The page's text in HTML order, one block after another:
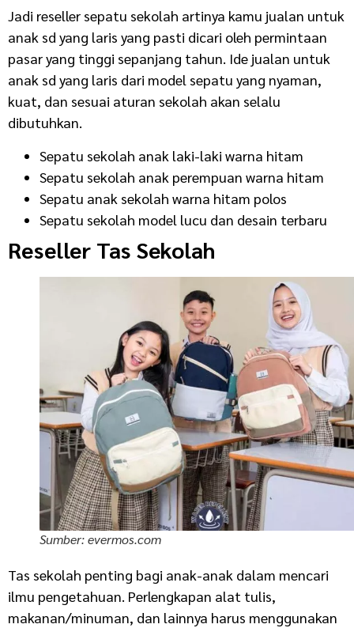
Jadi reseller sepatu sekolah artinya kamu jualan untuk
anak sd yang laris yang pasti dicari oleh permintaan
pasar yang tinggi sepanjang tahun. Ide jualan untuk
anak sd yang laris dari model sepatu yang nyaman,
kuat, dan sesuai aturan sekolah akan selalu
dibutuhkan.
Sepatu sekolah anak laki-laki warna hitam
Sepatu sekolah anak perempuan warna hitam
Sepatu anak sekolah warna hitam polos
Sepatu sekolah model lucu dan desain terbaru
Reseller Tas Sekolah
Sumber: evermos.com
Tas sekolah penting bagi anak-anak dalam mencari
ilmu pengetahuan. Perlengkapan alat tulis,
makanan/minuman, dan lainnya harus menggunakan